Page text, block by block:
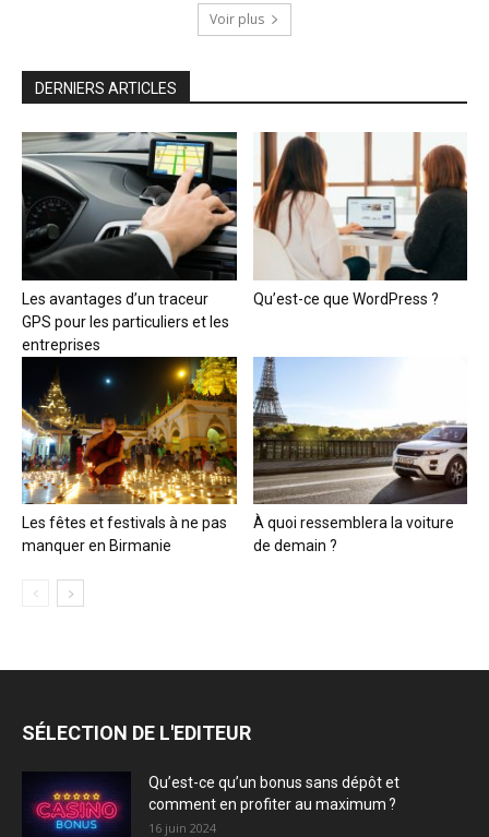
Voir plus
DERNIERS ARTICLES
Les avantages d’un traceur
GPS pour les particuliers et les
entreprises
Qu’est-ce que WordPress ?
Les fêtes et festivals à ne pas
manquer en Birmanie
À quoi ressemblera la voiture
de demain ?
SÉLECTION DE L'EDITEUR
Qu’est-ce qu’un bonus sans dépôt et
comment en profiter au maximum ?
16 juin 2024